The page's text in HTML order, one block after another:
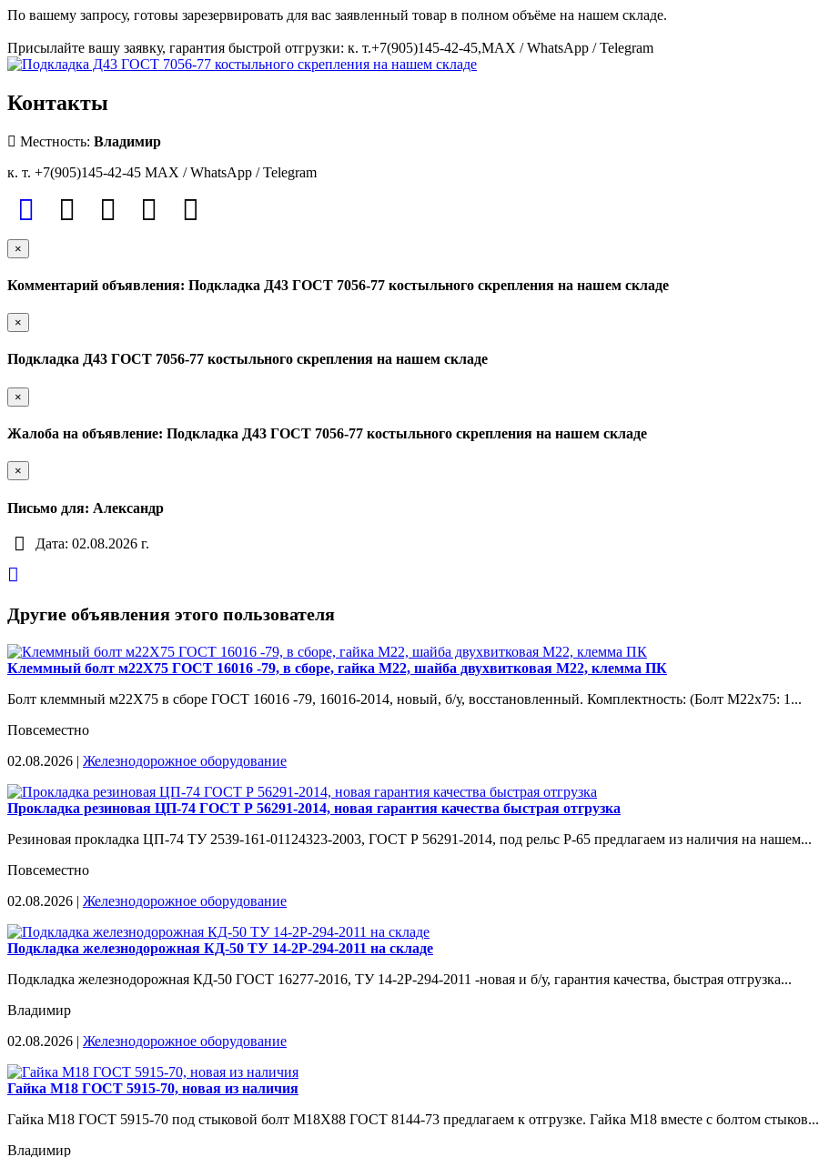
По вашему запросу, готовы зарезервировать для вас заявленный товар в полном объёме на нашем складе.
Присылайте вашу заявку, гарантия быстрой отгрузки: к. т.+7(905)145-42-45,MAX / WhatsApp / Telegram
Контакты
Местность: Владимир
к. т. +7(905)145-42-45 MAX / WhatsApp / Telegram
×
Комментарий объявления: Подкладка Д43 ГОСТ 7056-77 костыльного скрепления на нашем складе
×
Подкладка Д43 ГОСТ 7056-77 костыльного скрепления на нашем складе
×
Жалоба на объявление: Подкладка Д43 ГОСТ 7056-77 костыльного скрепления на нашем складе
×
Письмо для: Александр
Дата: 02.08.2026 г.
Другие объявления этого пользователя
Клеммный болт м22Х75 ГОСТ 16016 -79, в сборе, гайка М22, шайба двухвитковая М22, клемма ПК
Болт клеммный м22Х75 в сборе ГОСТ 16016 -79, 16016-2014, новый, б/у, восстановленный. Комплектность: (Болт М22х75: 1...
Повсеместно
02.08.2026 | Железнодорожное оборудование
Прокладка резиновая ЦП-74 ГОСТ Р 56291-2014, новая гарантия качества быстрая отгрузка
Резиновая прокладка ЦП-74 ТУ 2539-161-01124323-2003, ГОСТ Р 56291-2014, под рельс Р-65 предлагаем из наличия на нашем...
Повсеместно
02.08.2026 | Железнодорожное оборудование
Подкладка железнодорожная КД-50 ТУ 14-2Р-294-2011 на складе
Подкладка железнодорожная КД-50 ГОСТ 16277-2016, ТУ 14-2Р-294-2011 -новая и б/у, гарантия качества, быстрая отгрузка...
Владимир
02.08.2026 | Железнодорожное оборудование
Гайка М18 ГОСТ 5915-70, новая из наличия
Гайка М18 ГОСТ 5915-70 под стыковой болт М18Х88 ГОСТ 8144-73 предлагаем к отгрузке. Гайка М18 вместе с болтом стыков...
Владимир